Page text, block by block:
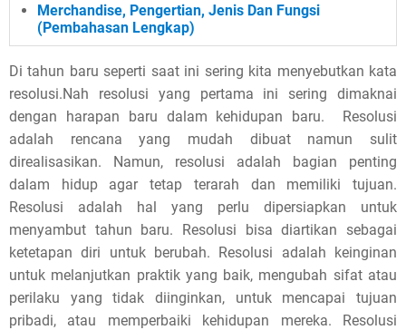
Merchandise, Pengertian, Jenis Dan Fungsi
(Pembahasan Lengkap)
Di tahun baru seperti saat ini sering kita menyebutkan kata
resolusi.Nah resolusi yang pertama ini sering dimaknai
dengan harapan baru dalam kehidupan baru. Resolusi
adalah rencana yang mudah dibuat namun sulit
direalisasikan. Namun, resolusi adalah bagian penting
dalam hidup agar tetap terarah dan memiliki tujuan.
Resolusi adalah hal yang perlu dipersiapkan untuk
menyambut tahun baru. Resolusi bisa diartikan sebagai
ketetapan diri untuk berubah. Resolusi adalah keinginan
untuk melanjutkan praktik yang baik, mengubah sifat atau
perilaku yang tidak diinginkan, untuk mencapai tujuan
pribadi, atau memperbaiki kehidupan mereka. Resolusi